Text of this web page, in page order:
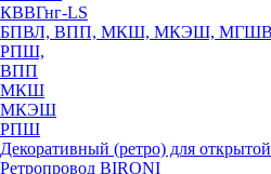
КВВГнг-LS
БПВЛ, ВПП, МКШ, МКЭШ,
РПШ,
ВПП
МКШ
МКЭШ
РПШ
Декоративный (ретро) для
Ретропровод BIRONI